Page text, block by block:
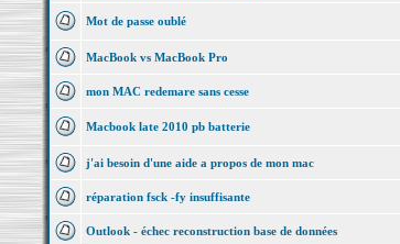
Mot de passe oublé
MacBook vs MacBook Pro
mon MAC redemare sans cesse
Macbook late 2010 pb batterie
j'ai besoin d'une aide a propos de mon mac
réparation fsck -fy insuffisante
Outlook - échec reconstruction base de données